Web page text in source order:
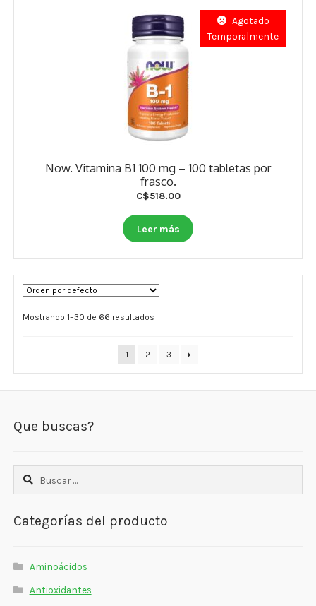
Now. Vitamina B1 100 mg – 100 tabletas por
frasco.
Agotado
Temporalmente
C$518.00
Leer más
Mostrando 1–30 de 66 resultados
1 2 3
Que buscas?
Buscar:
Categorías del producto
Aminoácidos
Antioxidantes